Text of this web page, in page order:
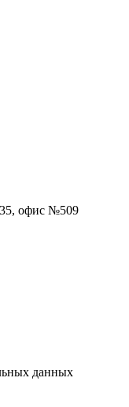
35, офис №509
данных